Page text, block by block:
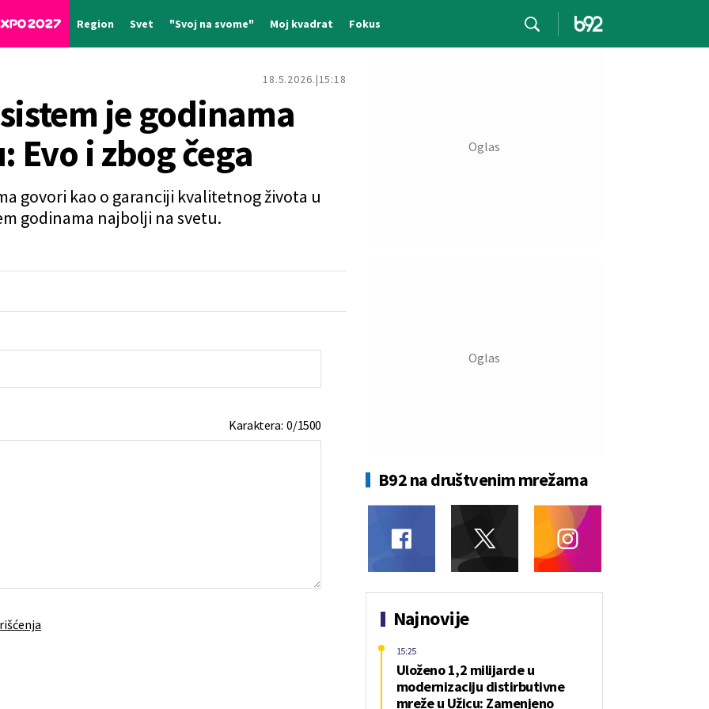
Region Svet "Svoj na svome" Moj kvadrat Fokus
18.5.2026. 15:18
je godinama
i zbog čega
govori kao o garanciji kvalitetnog života u
godinama najbolji na svetu.
Karaktera:0/1500
B92 na društvenim mrežama
Najnovije
Uloženo 1,2 milijarde u
modernizaciju distirbutivne
mreže u Užicu: Zamenjeno
15:25